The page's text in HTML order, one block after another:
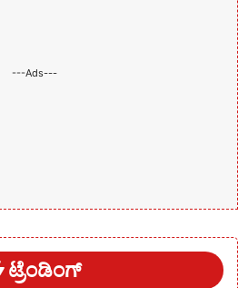
---Ads---
ಟ್ರೆಂಡಿಂಗ್